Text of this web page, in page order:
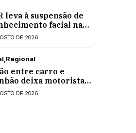
leva à suspensão de
facial nas
estaduais
DE 2026
Regional
entre carro e
deixa motorista
na PR-495, em
DE 2026